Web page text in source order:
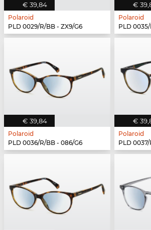
€ 39,84
Polaroid
PLD 0029/R/BB - ZX9/G6
€
Polaroid
PLD
€ 39,84
Polaroid
PLD 0036/R/BB - 086/G6
€
Polaroid
PLD